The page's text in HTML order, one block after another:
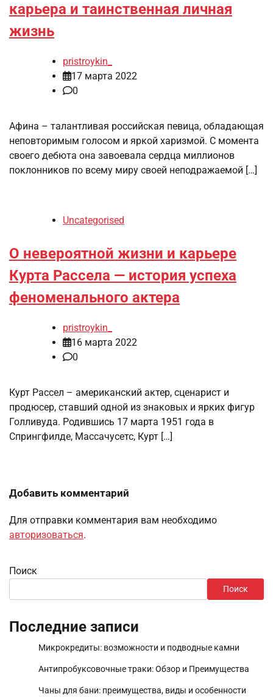
карьера и таинственная личная
жизнь
pristroykin_
17 марта 2022
0
Афина – талантливая российская певица, обладающая
неповторимым голосом и яркой харизмой. С момента
своего дебюта она завоевала сердца миллионов
поклонников по всему миру своей неподражаемой […]
Uncategorised
О невероятной жизни и карьере
Курта Рассела — история успеха
феноменального актера
pristroykin_
16 марта 2022
0
Курт Рассел – американский актер, сценарист и
продюсер, ставший одной из знаковых и ярких фигур
Голливуда. Родившись 17 марта 1951 года в
Спрингфилде, Массачусетс, Курт […]
Добавить комментарий
Для отправки комментария вам необходимо
авторизоваться.
Поиск
Поиск
Последние записи
Микрокредиты: возможности и подводные камни
Антипробуксовочные траки: Обзор и Преимущества
Чаны для бани: преимущества, виды и особенности